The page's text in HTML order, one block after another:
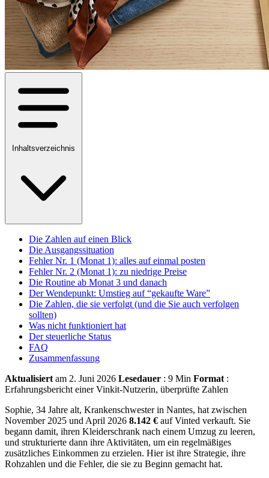
Inhaltsverzeichnis
Die Zahlen auf einen Blick
Die Ausgangssituation
Fehler Nr. 1 (Monat 1): alles auf einmal posten
Fehler Nr. 2 (Monat 1): zu niedrige Preise
Die Routine ab Monat 3 und danach
Der Wendepunkt: Umstieg auf “gekaufte Ware”
Die Zahlen, die sie verfolgt (und die Sie auch verfolgen
sollten)
Was nicht funktioniert hat
Der steuerliche Status
FAQ
Zusammenfassung
Aktualisiert am 2. Juni 2026 Lesedauer : 9 Min Format :
Erfahrungsbericht einer Vinkit-Nutzerin, überprüfte Zahlen
Sophie, 34 Jahre alt, Krankenschwester in Nantes, hat zwischen
November 2025 und April 2026 8.142 € auf Vinted verkauft. Sie
begann damit, ihren Kleiderschrank nach einem Umzug zu leeren,
und strukturierte dann ihre Aktivitäten, um ein regelmäßiges
zusätzliches Einkommen zu erzielen. Hier ist ihre Strategie, ihre
Rohzahlen und die Fehler, die sie zu Beginn gemacht hat.